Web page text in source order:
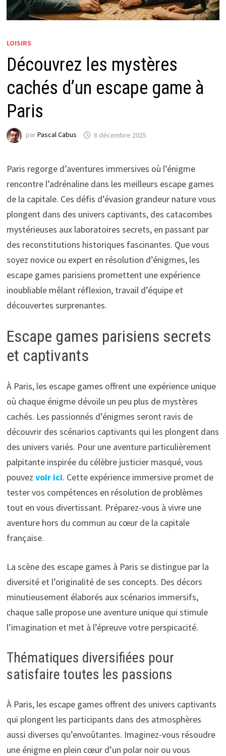
LOISIRS
Découvrez les mystères
cachés d’un escape game à
Paris
parPascal Cabus 8 décembre 2025
Paris regorge d’aventures immersives où l’énigme
rencontre l’adrénaline dans les meilleurs escape games
de la capitale. Ces défis d’évasion grandeur nature vous
plongent dans des univers captivants, des catacombes
mystérieuses aux laboratoires secrets, en passant par
des reconstitutions historiques fascinantes. Que vous
soyez novice ou expert en résolution d’énigmes, les
escape games parisiens promettent une expérience
inoubliable mêlant réflexion, travail d’équipe et
découvertes surprenantes.
Escape games parisiens secrets
et captivants
À Paris, les escape games offrent une expérience unique
où chaque énigme dévoile un peu plus de mystères
cachés. Les passionnés d’énigmes seront ravis de
découvrir des scénarios captivants qui les plongent dans
des univers variés. Pour une aventure particulièrement
palpitante inspirée du célèbre justicier masqué, vous
pouvez voir ici. Cette expérience immersive promet de
tester vos compétences en résolution de problèmes
tout en vous divertissant. Préparez-vous à vivre une
aventure hors du commun au cœur de la capitale
française.
La scène des escape games à Paris se distingue par la
diversité et l’originalité de ses concepts. Des décors
minutieusement élaborés aux scénarios immersifs,
chaque salle propose une aventure unique qui stimule
l’imagination et met à l’épreuve votre perspicacité.
Thématiques diversifiées pour
satisfaire toutes les passions
À Paris, les escape games offrent des univers captivants
qui plongent les participants dans des atmosphères
aussi diverses qu’envoûtantes. Imaginez-vous résoudre
une énigme en plein cœur d’un polar noir ou vous